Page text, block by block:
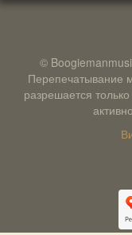
©
Перепечатывание
разрешается